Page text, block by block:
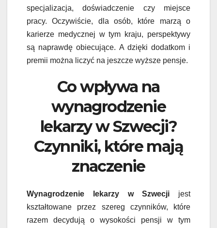
specjalizacja, doświadczenie czy miejsce
pracy. Oczywiście, dla osób, które marzą o
karierze medycznej w tym kraju, perspektywy
są naprawdę obiecujące. A dzięki dodatkom i
premii można liczyć na jeszcze wyższe pensje.
Co wpływa na
wynagrodzenie
lekarzy w Szwecji?
Czynniki, które mają
znaczenie
Wynagrodzenie lekarzy w Szwecji jest
kształtowane przez szereg czynników, które
razem decydują o wysokości pensji w tym